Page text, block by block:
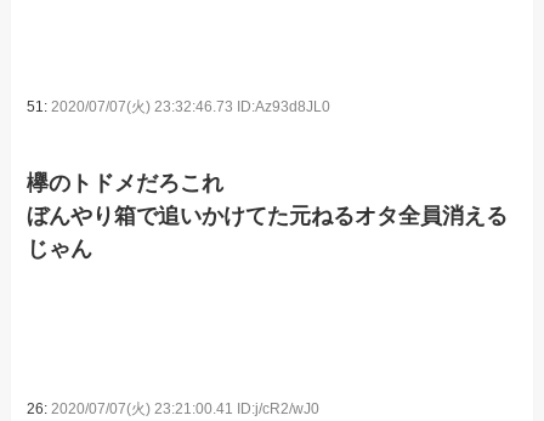
51:2020/07/07(火) 23:32:46.73 ID:Az93d8JL0
欅のトドメだろこれ
ぼんやり箱で追いかけてた元ねるオタ全員消える
じゃん
26: 2020/07/07(火) 23:21:00.41 ID:j/cR2/wJ0